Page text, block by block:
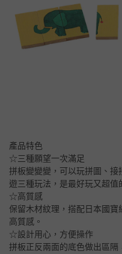
產品特色
☆三種願望一次滿足
拼板變變變，可以玩拼圖、
遊三種玩法，是最好玩又超值
☆高質感
保留木材紋理，搭配日本國
高質感。
☆設計用心，方便操作
拼板正反兩面的底色做出區